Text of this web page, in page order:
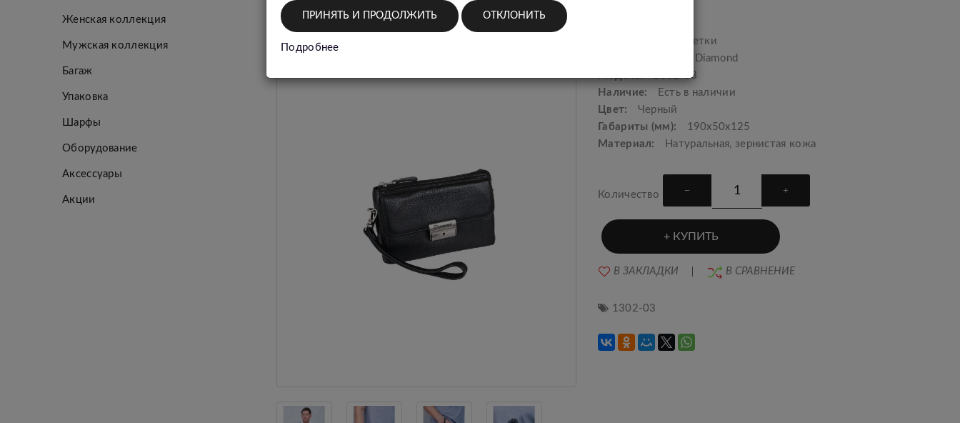
Женская коллекция
Мужская коллекция
Багаж
Упаковка
Шарфы
Оборудование
Аксессуары
Акции
Барсетки
Diamond
1302-03
Наличие:
Есть в наличии
Цвет:
Черный
Габариты (мм):
190x50x125
Материал:
Натуральная, зернистая кожа
Количество
КУПИТЬ
В ЗАКЛАДКИ В СРАВНЕНИЕ
1302-03
ПРИНЯТЬ И ПРОДОЛЖИТЬ ОТКЛОНИТЬ
Подробнее